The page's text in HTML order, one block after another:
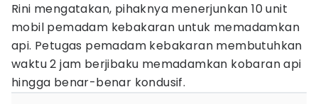
Rini mengatakan, pihaknya menerjunkan 10 unit
mobil pemadam kebakaran untuk memadamkan
api. Petugas pemadam kebakaran membutuhkan
waktu 2 jam berjibaku memadamkan kobaran api
hingga benar-benar kondusif.